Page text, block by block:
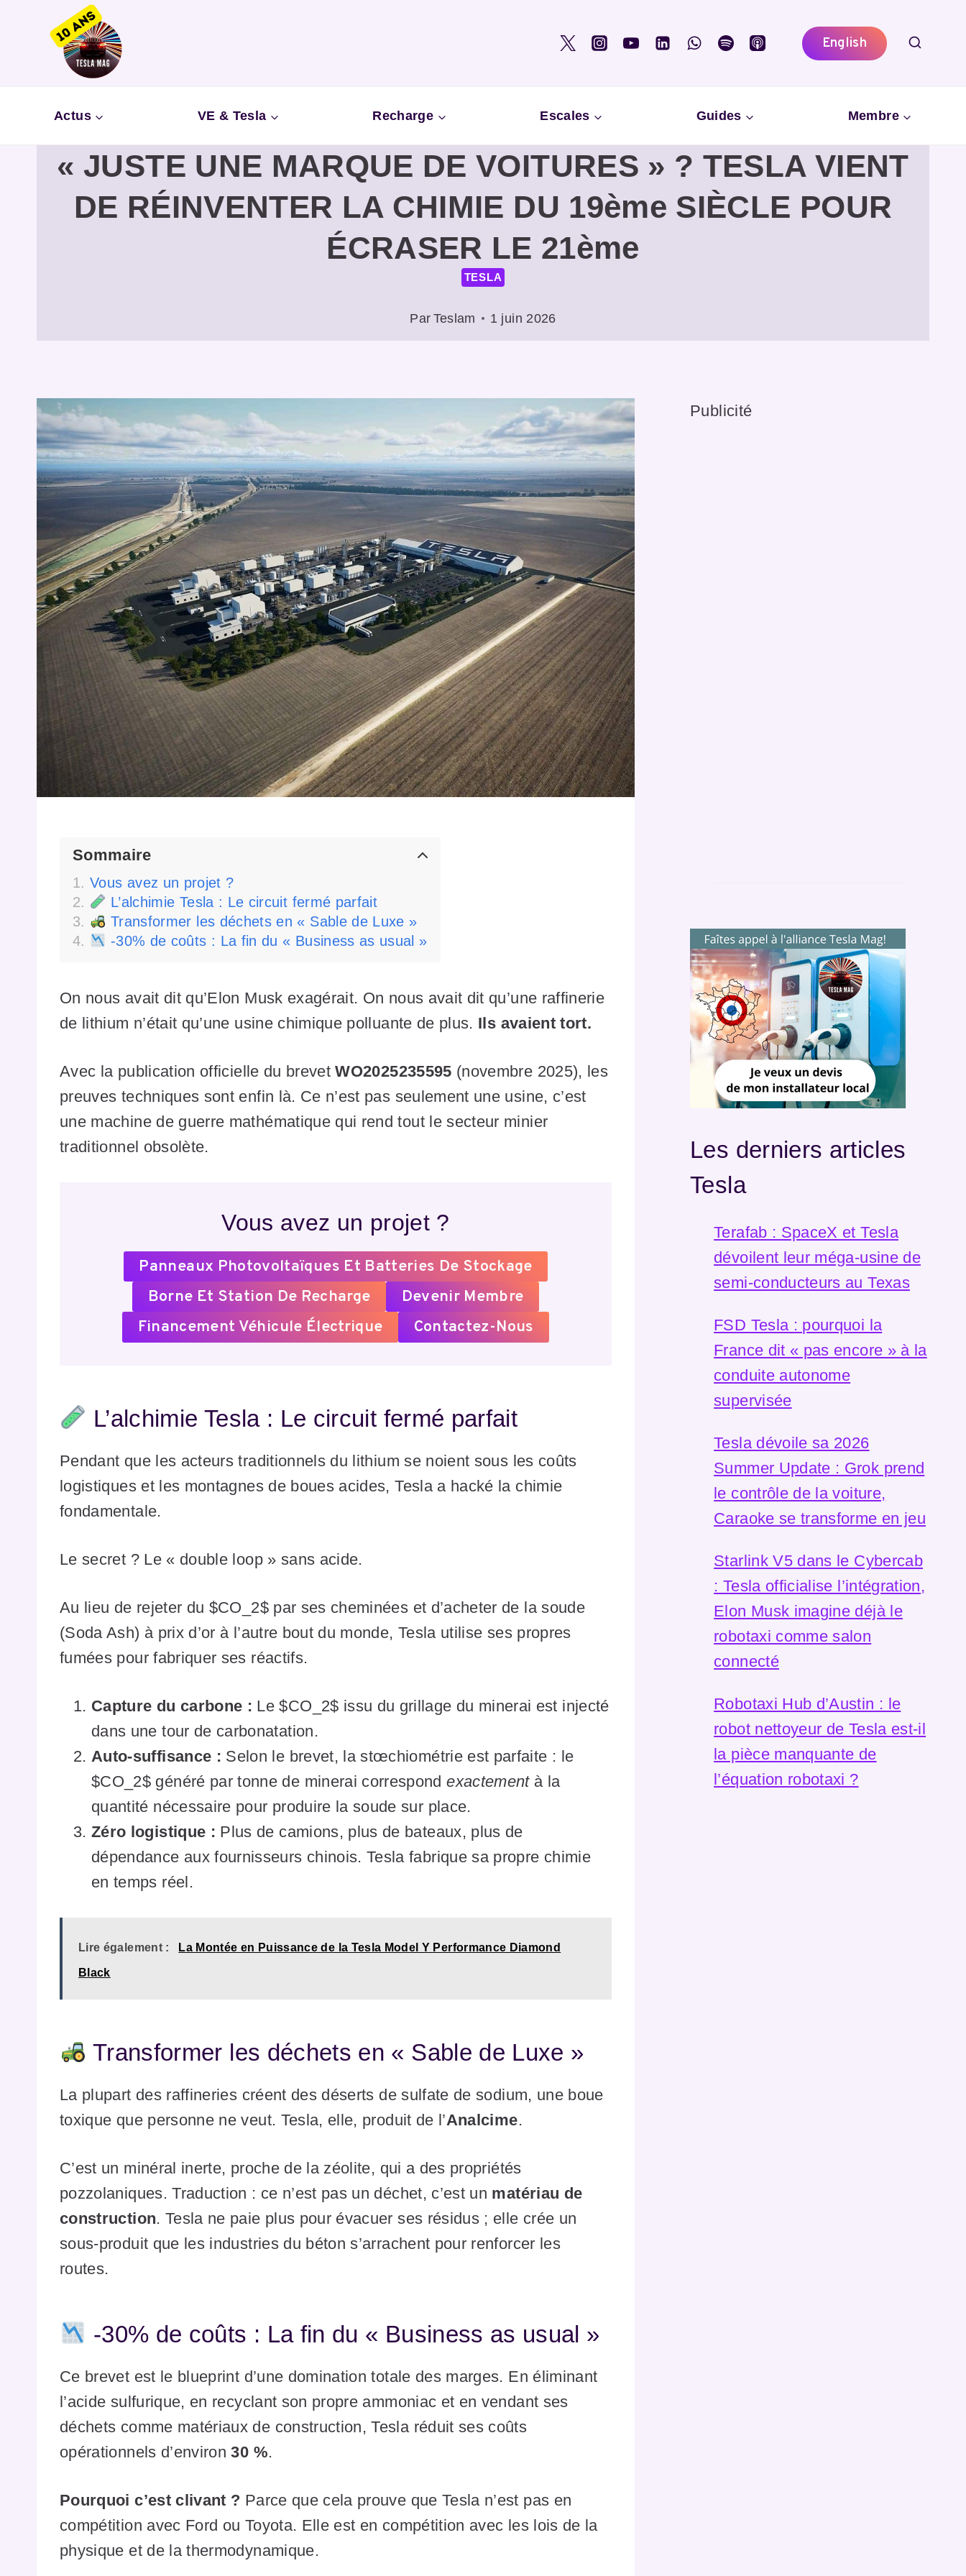
English
Actus VE & Tesla Recharge Escales Guides Membre
« JUSTE UNE MARQUE DE VOITURES » ? TESLA VIENT
DE RÉINVENTER LA CHIMIE DU 19ème SIÈCLE POUR
ÉCRASER LE 21ème
TESLA
Par Teslam 1 juin 2026
Sommaire
Vous avez un projet ?
L’alchimie Tesla : Le circuit fermé parfait
Transformer les déchets en « Sable de Luxe »
-30% de coûts : La fin du « Business as usual »
On nous avait dit qu’Elon Musk exagérait. On nous avait dit qu’une raffinerie
de lithium n’était qu’une usine chimique polluante de plus. Ils avaient tort.
Avec la publication officielle du brevetWO2025235595 (novembre 2025), les
preuves techniques sont enfin là. Ce n’est pas seulement une usine, c’est
une machine de guerre mathématique qui rend tout le secteur minier
traditionnel obsolète.
Vous avez un projet ?
Panneaux Photovoltaïques Et Batteries De Stockage
Borne Et Station De Recharge
Devenir Membre
Financement Véhicule Électrique
Contactez-Nous
L’alchimie Tesla : Le circuit fermé parfait
Pendant que les acteurs traditionnels du lithium se noient sous les coûts
logistiques et les montagnes de boues acides, Tesla a hacké la chimie
fondamentale.
Le secret ? Le « double loop » sans acide.
Au lieu de rejeter du $CO_2$ par ses cheminées et d’acheter de la soude
(Soda Ash) à prix d’or à l’autre bout du monde, Tesla utilise ses propres
fumées pour fabriquer ses réactifs.
Capture du carbone : Le $CO_2$ issu du grillage du minerai est injecté
dans une tour de carbonatation.
Auto-suffisance : Selon le brevet, la stœchiométrie est parfaite : le
$CO_2$ généré par tonne de minerai correspondexactementà la
quantité nécessaire pour produire la soude sur place.
Zéro logistique : Plus de camions, plus de bateaux, plus de
dépendance aux fournisseurs chinois. Tesla fabrique sa propre chimie
en temps réel.
Lire également : La Montée en Puissance de la Tesla Model Y Performance Diamond
Black
Transformer les déchets en « Sable de Luxe »
La plupart des raffineries créent des déserts de sulfate de sodium, une boue
toxique que personne ne veut. Tesla, elle, produit de l’Analcime.
C’est un minéral inerte, proche de la zéolite, qui a des propriétés
pozzolaniques. Traduction : ce n’est pas un déchet, c’est un matériau de
construction. Tesla ne paie plus pour évacuer ses résidus ; elle crée un
sous-produit que les industries du béton s’arrachent pour renforcer les
routes.
-30% de coûts : La fin du « Business as usual »
Ce brevet est le blueprint d’une domination totale des marges. En éliminant
l’acide sulfurique, en recyclant son propre ammoniac et en vendant ses
déchets comme matériaux de construction, Tesla réduit ses coûts
opérationnels d’environ30 %.
Pourquoi c’est clivant ? Parce que cela prouve que Tesla n’est pas en
compétition avec Ford ou Toyota. Elle est en compétition avec les lois de la
physique et de la thermodynamique.
Publicité
Les derniers articles
Tesla
Terafab : SpaceX et Tesla
dévoilent leur méga-usine de
semi-conducteurs au Texas
FSD Tesla : pourquoi la
France dit « pas encore » à la
conduite autonome
supervisée
Tesla dévoile sa 2026
Summer Update : Grok prend
le contrôle de la voiture,
Caraoke se transforme en jeu
Starlink V5 dans le Cybercab
: Tesla officialise l’intégration,
Elon Musk imagine déjà le
robotaxi comme salon
connecté
Robotaxi Hub d’Austin : le
robot nettoyeur de Tesla est-il
la pièce manquante de
l’équation robotaxi ?